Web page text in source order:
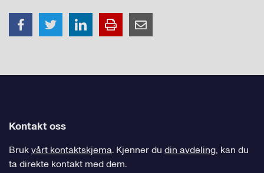
Kontakt oss
Brukvårt kontaktskjema. Kjenner du din avdeling, kan du
ta direkte kontakt med dem.